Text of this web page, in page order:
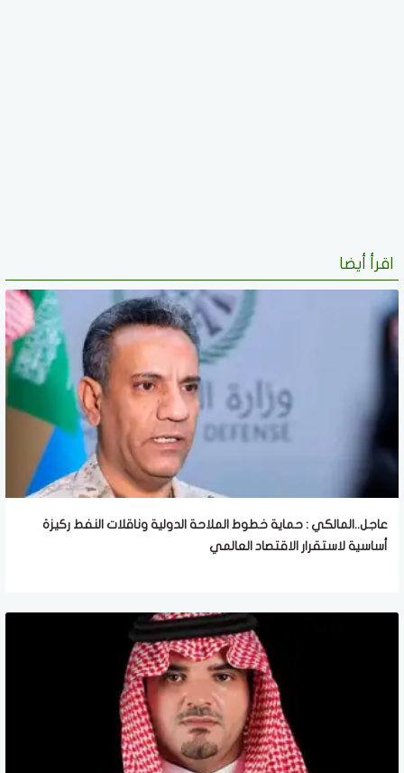
اقرأ أيضا
عاجل..المالكي : حماية خطوط الملاحة الدولية وناقلات النفط ركيزة
أساسية لاستقرار الاقتصاد العالمي